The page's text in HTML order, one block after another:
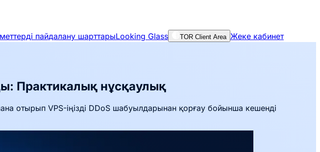
пайдалану шарттарыLooking Glass TOR Client Area Жеке кабинет
Практикалық нұсқаулық
отырып VPS-іңізді DDoS шабуылдарынан қорғау бойынша кешенді